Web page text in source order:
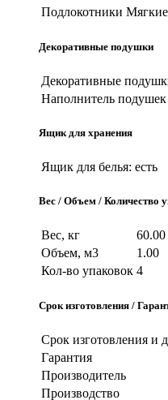
Подлокотники
Декоративные подушки
Декоративные
Наполнитель подушек
Ящик для хранения
Ящик для белья: есть
Вес / Объем / Количество
Вес, кг
60.00
Объем, м3
1.00
Кол-во упаковок 4
Срок изготовления /
Срок изготовления и
Гарантия
Производитель
Производство